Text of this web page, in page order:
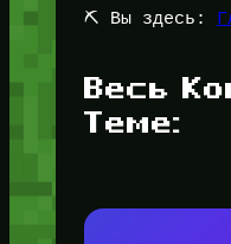
⛏️ Вы здесь:
Весь
Теме: